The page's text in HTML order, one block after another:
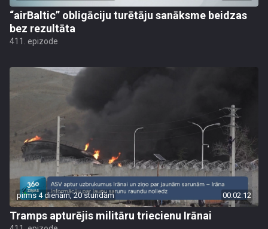
“airBaltic” obligāciju turētāju sanāksme beidzas
bez rezultāta
411. epizode
pirms 4 dienām, 20 stundām 00:02:12
Tramps apturējis militāru triecienu Irānai